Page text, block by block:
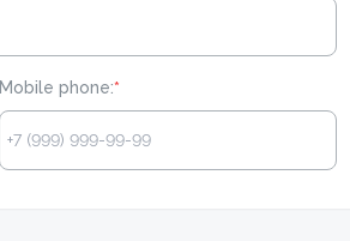
Mobile phone:*